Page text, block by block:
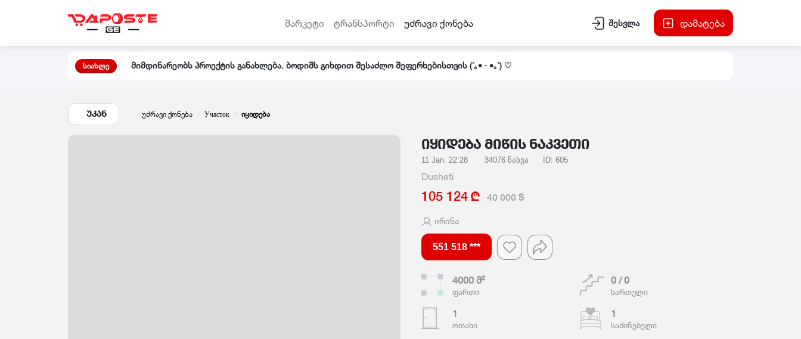
მარკეტი ტრანსპორტი უძრავი ქონება შესვლა დამატება
სიახლე მიმდინარეობს პროექტის განახლება. ბოდიშს გიხდით შესაძლო შეფერხებისთვის (´｡• ᵕ •｡`) ♡
ᲣᲙᲐᲜ უძრავი ქონება Участок იყიდება
იყიდება მიწის ნაკვეთი
11 Jan. 22:28 34076 ნახვა ID: 605
Dusheti
105 124 40 000
ირინა
551 518 ***
4000 მ²
ფართი
0 / 0
სართული
1
ოთახი
1
საძინებელი